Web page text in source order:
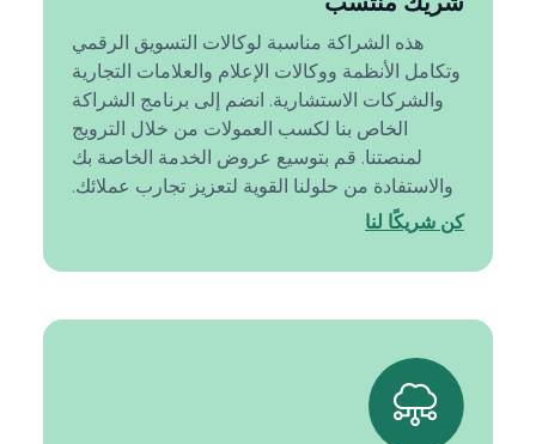
هذه الشراكة مناسبة لوكالات التسويق الرقمي
وتكامل الأنظمة ووكالات الإعلام والعلامات التجارية
والشركات الاستشارية. انضم إلى برنامج الشراكة
الخاص بنا لكسب العمولات من خلال الترويج
لمنصتنا. قم بتوسيع عروض الخدمة الخاصة بك
والاستفادة من حلولنا القوية لتعزيز تجارب عملائك.
كن شريكًا لنا